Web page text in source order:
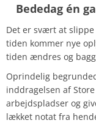
Bededag én
Det er svært at slippe
tiden kommer nye
tiden ændres og
Oprindelig
inddragelsen af
arbejdspladser og
lækket notat fra